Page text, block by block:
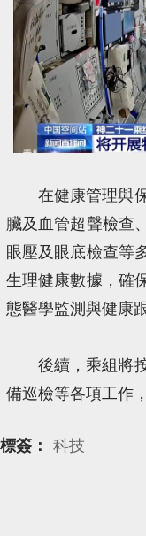
在健康管理與
臟及血管超聲檢查
眼壓及眼底檢查等
生理健康數據，確
態醫學監測與健康
後續，乘組將
備巡檢等各項工作
標簽： 科技